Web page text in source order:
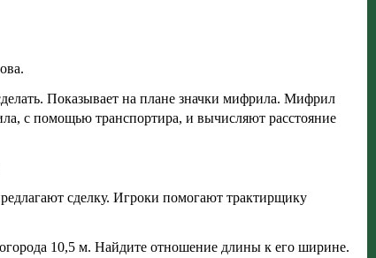
Показывает на плане значки мифрила. Мифрил
с помощью транспортира, и вычисляют расстояние
сделку. Игроки помогают трактирщику
10,5 м. Найдите отношение длины к его ширине.